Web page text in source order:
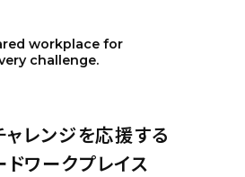
workplace for
challenge.
ャレンジを応援する
ドワークプレイス